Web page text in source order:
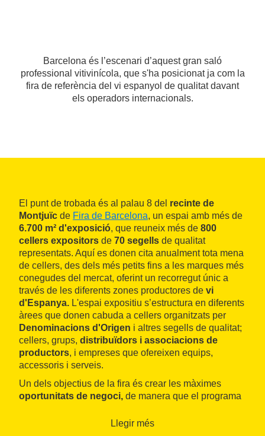
Barcelona és l’escenari d’aquest gran saló
professional vitivinícola, que s'ha posicionat ja com la
fira de referència del vi espanyol de qualitat davant
els operadors internacionals.
El punt de trobada és al palau 8 del recinte de
Montjuïc de Fira de Barcelona, un espai amb més de
6.700 m² d'exposició, que reuneix més de 800
cellers expositors de 70 segells de qualitat
representats. Aquí es donen cita anualment tota mena
de cellers, des dels més petits fins a les marques més
conegudes del mercat, oferint un recorregut únic a
través de les diferents zones productores de vi
d'Espanya. L'espai expositiu s’estructura en diferents
àrees que donen cabuda a cellers organitzats per
Denominacions d'Origen i altres segells de qualitat;
cellers, grups, distribuïdors i associacions de
productors, i empreses que ofereixen equips,
accessoris i serveis.
Un dels objectius de la fira és crear les màximes
oportunitats de negoci, de manera que el programa
compra i importadors de països estratègics per al vi
Llegir més